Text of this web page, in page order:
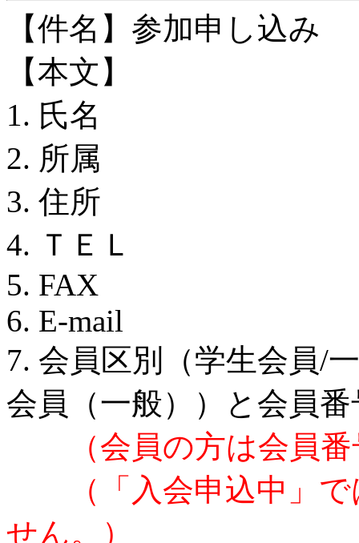
【件名】参加申し込み
【本文】
1. 氏名
2. 所属
3. 住所
4. ＴＥＬ
5. FAX
6. E-mail
7. 会員区別（学生会員/
会員（一般））と会員番
（会員の方は会員
（「入会申込中」
せん。）